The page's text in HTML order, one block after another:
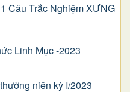
Câu Trắc Nghiệm XƯNG
Linh Mục -2023
niên kỳ I/2023